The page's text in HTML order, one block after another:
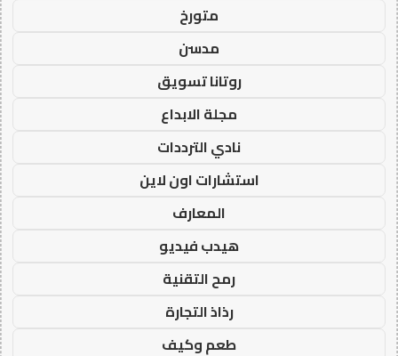
متورخ
مدسن
روتانا تسويق
مجلة الابداع
نادي الترددات
استشارات اون لاين
المعارف
هيدب فيديو
رمح التقنية
رذاذ التجارة
طعم وكيف